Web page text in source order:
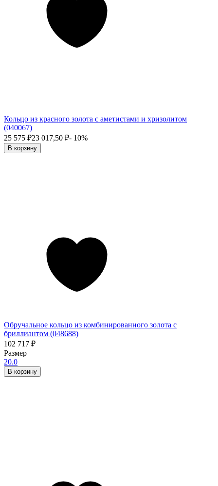
Обручальное кольцо из комбинированного золота с
бриллиантом (048688)
102 717 ₽
Размер
20.0
В корзину
Кольцо из красного золота с аметистами и хризолитом
(040067)
25 575 ₽23 017,50 ₽- 10%
В корзину